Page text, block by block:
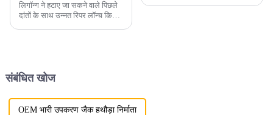
लिगॉन्ग ने हटाए जा सकने वाले पिछले
दांतों के साथ उन्नत रिपर लॉन्च किया:
संबंधित खोज
OEM भारी उपकरण जैक हथौड़ा निर्माता